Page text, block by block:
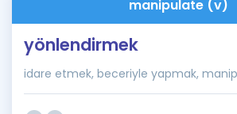
İngilizce Gramermanipulate (v)
yönlendirmek
idare etmek, beceriyle yapmak,